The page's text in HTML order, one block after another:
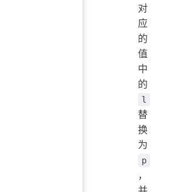
对
应
的
值
中
的
l
替
换
为
p
，